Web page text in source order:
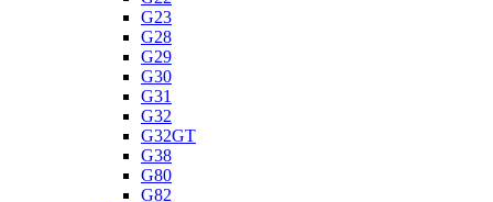
G23
G28
G29
G30
G31
G32
G32GT
G38
G80
G82